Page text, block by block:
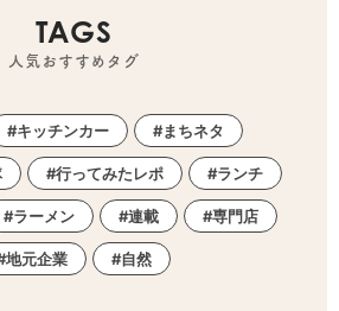
TAGS
人気おすすめタグ
キッチンカー まちネタ
行ってみたレポ ランチ
ラーメン 連載 専門店
地元企業 自然